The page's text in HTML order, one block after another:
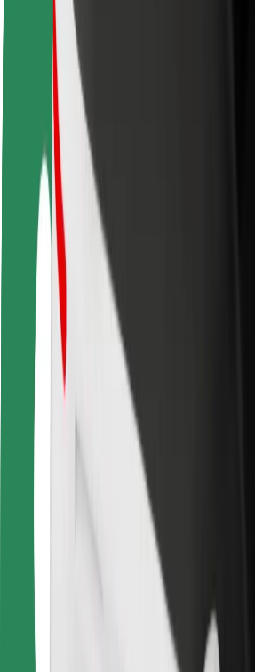
Безопасность водителей
Безопасность самокатов
Лаборатория безопасности
Города
Регионы
Решения для городской среды
Аэропорты
Зарядные док-станции Bolt
Поддержка
Для клиентов
Для водителей
Для курьеров
Для владельцев автопарков
Для ресторанов
Bolt for Business
Пользовательское соглашение